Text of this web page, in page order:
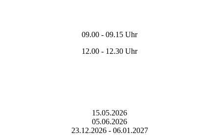
09.00 - 09.15 Uhr
12.00 - 12.30 Uhr
15.05.2026
05.06.2026
23.12.2026 - 06.01.2027